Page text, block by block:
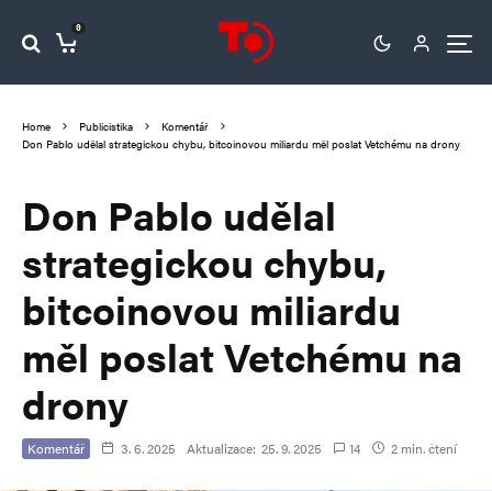
0
Home Publicistika
Komentář
Don Pablo udělal strategickou chybu, bitcoinovou miliardu měl poslat Vetchému na drony
Don Pablo udělal
strategickou chybu,
bitcoinovou miliardu
měl poslat Vetchému na
drony
Komentář 3. 6. 2025 Aktualizace: 25. 9. 2025 14 2 min. čtení